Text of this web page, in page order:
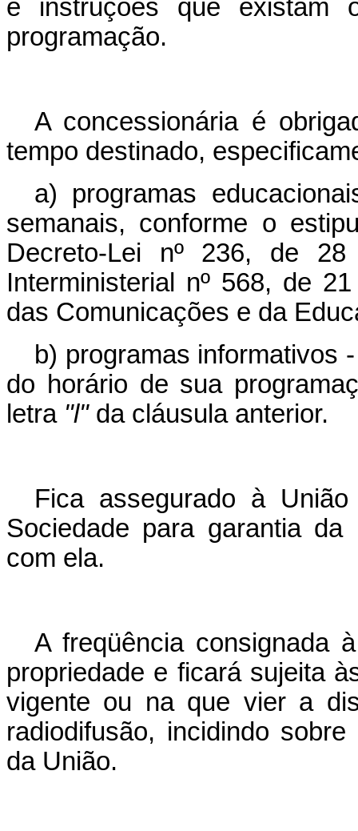
e instruções que existam
programação.
A concessionária é
tempo destinado,
a) programas
semanais, conforme o
Decreto-Lei nº 236, de
Interministerial nº 568, de
das Comunicações e da
b) programas informativos
do horário de sua
letra "l"da cláusula anterior.
Fica assegurado à
Sociedade para garantia
com ela.
A freqüência consignada
propriedade e ficará sujeita
vigente ou na que vier a
radiodifusão, incidindo
da União.